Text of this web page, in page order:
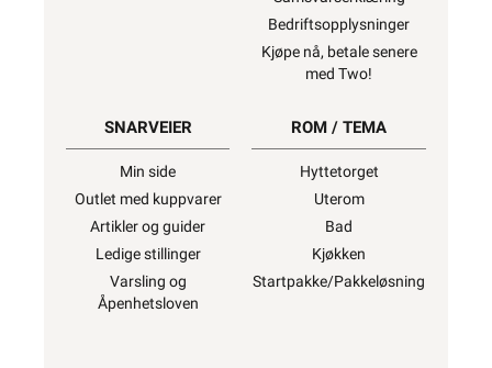
Bedriftsopplysninger
Kjøpe nå, betale senere
med Two!
SNARVEIER
Min side
Outlet med kuppvarer
Artikler og guider
Ledige stillinger
Varsling og
Åpenhetsloven
ROM / TEMA
Hyttetorget
Uterom
Bad
Kjøkken
Startpakke/Pakkeløsning